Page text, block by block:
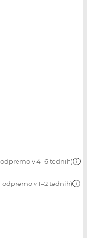
v 4–6 tednih)
v 1–2 tednih)